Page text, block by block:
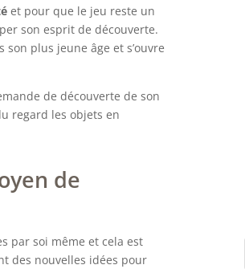
et pour que le jeu reste un
son esprit de découverte.
plus jeune âge et s’ouvre
de découverte de son
regard les objets en
de
par soi même et cela est
des nouvelles idées pour